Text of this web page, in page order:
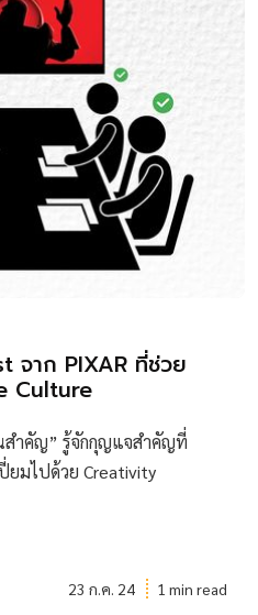
จาก PIXAR ที่ช่วย
Culture
สำคัญ” รู้จักกุญแจสำคัญที่
ยมไปด้วย Creativity
23 ก.ค. 24 1 min read